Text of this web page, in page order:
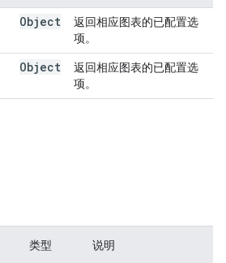
Object
返回相应图表的已配置选
项。
Object
返回相应图表的已配置选
项。
类型 说明